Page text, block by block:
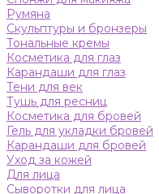
Румяна
Скульптуры и бронзеры
Тональные кремы
Косметика для глаз
Карандаши для глаз
Тени для век
Тушь для ресниц
Косметика для бровей
Гель для укладки бровей
Карандаши для бровей
Уход за кожей
Для лица
Сыворотки для лица